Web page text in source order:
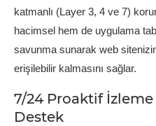
katmanlı (Layer 3, 4 ve 7)
hacimsel hem de uygulama
savunma sunarak web
erişilebilir kalmasını sağlar.
7/24 Proaktif
Destek